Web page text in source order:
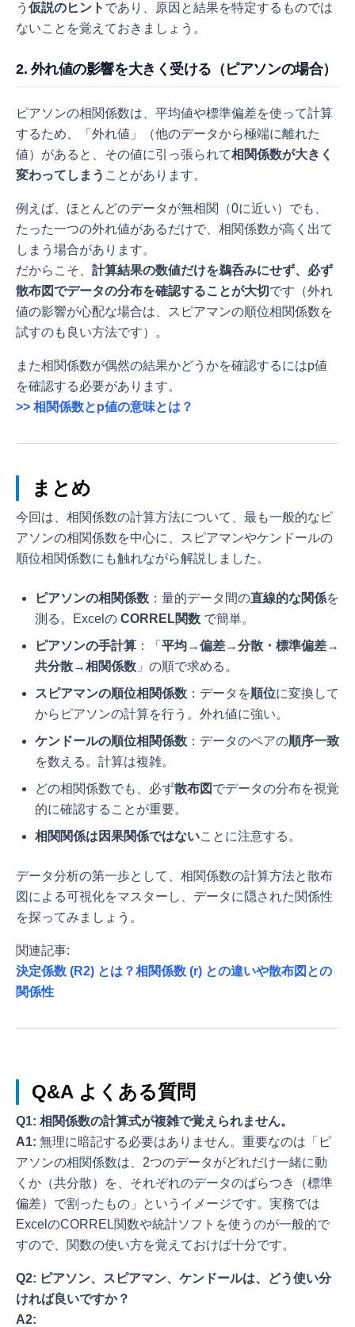
う 仮説のヒント であり、原因と結果を特定するものでは
ないことを覚えておきましょう。
2. 外れ値の影響を大きく受ける（ピアソンの場合）
ピアソンの相関係数は、平均値や標準偏差を使って計算
するため、「外れ値」（他のデータから極端に離れた
値）があると、その値に引っ張られて相関係数が大きく
変わってしまう ことがあります。
例えば、ほとんどのデータが無相関（0に近い）でも、
たった一つの外れ値があるだけで、相関係数が高く出て
しまう場合があります。
だからこそ、 計算結果の数値だけを鵜呑みにせず、必ず
散布図でデータの分布を確認することが大切 です（外れ
値の影響が心配な場合は、スピアマンの順位相関係数を
試すのも良い方法です）。
また相関係数が偶然の結果かどうかを確認するにはp値
を確認する必要があります。
>> 相関係数とp値の意味とは？
まとめ
今回は、相関係数の計算方法について、最も一般的なピ
アソンの相関係数を中心に、スピアマンやケンドールの
順位相関係数にも触れながら解説しました。
ピアソンの相関係数 ：量的データ間の直線的な関係を
測る。Excelの CORREL関数 で簡単。
ピアソンの手計算 ：「 平均→偏差→分散・標準偏差→
共分散→相関係数 」の順で求める。
スピアマンの順位相関係数 ：データを順位に変換して
からピアソンの計算を行う。外れ値に強い。
ケンドールの順位相関係数 ：データのペアの順序一致
を数える。計算は複雑。
どの相関係数でも、必ず散布図 でデータの分布を視覚
的に確認することが重要。
相関関係は因果関係ではないことに注意する。
データ分析の第一歩として、相関係数の計算方法と散布
図による可視化をマスターし、データに隠された関係性
を探ってみましょう。
関連記事:
決定係数 (R2) とは？相関係数 (r) との違いや散布図との
関係性
Q&A よくある質問
Q1: 相関係数の計算式が複雑で覚えられません。
A1: 無理に暗記する必要はありません。重要なのは「ピ
アソンの相関係数は、2つのデータがどれだけ一緒に動
くか（共分散）を、それぞれのデータのばらつき（標準
偏差）で割ったもの」というイメージです。実務では
ExcelのCORREL関数や統計ソフトを使うのが一般的で
すので、関数の使い方を覚えておけば十分です。
Q2: ピアソン、スピアマン、ケンドールは、どう使い分
ければ良いですか？
A2: